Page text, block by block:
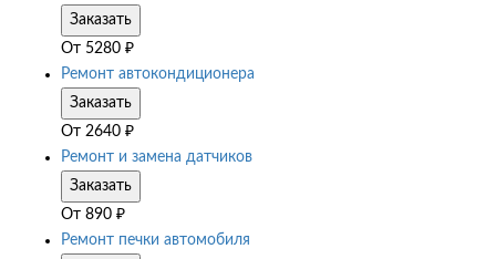
Заказать
От 5280 ₽
Ремонт автокондиционера
Заказать
От 2640 ₽
Ремонт и замена датчиков
Заказать
От 890 ₽
Ремонт печки автомобиля